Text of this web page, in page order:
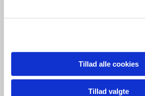
Tillad alle cookies
Tillad valgte